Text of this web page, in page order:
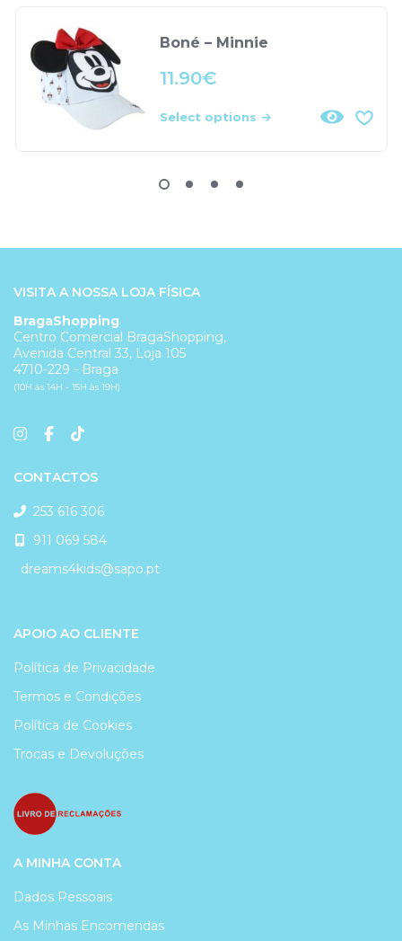
Boné – Minnie
11.90€
Select options
VISITA A NOSSA LOJA FÍSICA
BragaShopping
Centro Comercial BragaShopping,
Avenida Central 33, Loja 105
4710-229 - Braga
(10H às 14H - 15H às 19H)
CONTACTOS
253 616 306
911 069 584
dreams4kids@sapo.pt
APOIO AO CLIENTE
Política de Privacidade
Termos e Condições
Política de Cookies
Trocas e Devoluções
A MINHA CONTA
Dados Pessoais
As Minhas Encomendas